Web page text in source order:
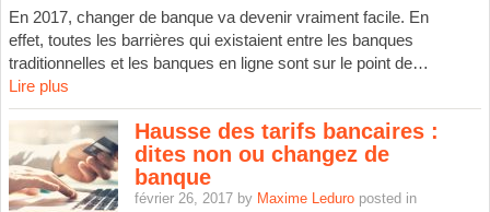
En 2017, changer de banque va devenir vraiment facile. En
effet, toutes les barrières qui existaient entre les banques
traditionnelles et les banques en ligne sont sur le point de…
Lire plus
Hausse des tarifs bancaires :
dites non ou changez de
banque
février 26, 2017 by Maxime Leduroposted in